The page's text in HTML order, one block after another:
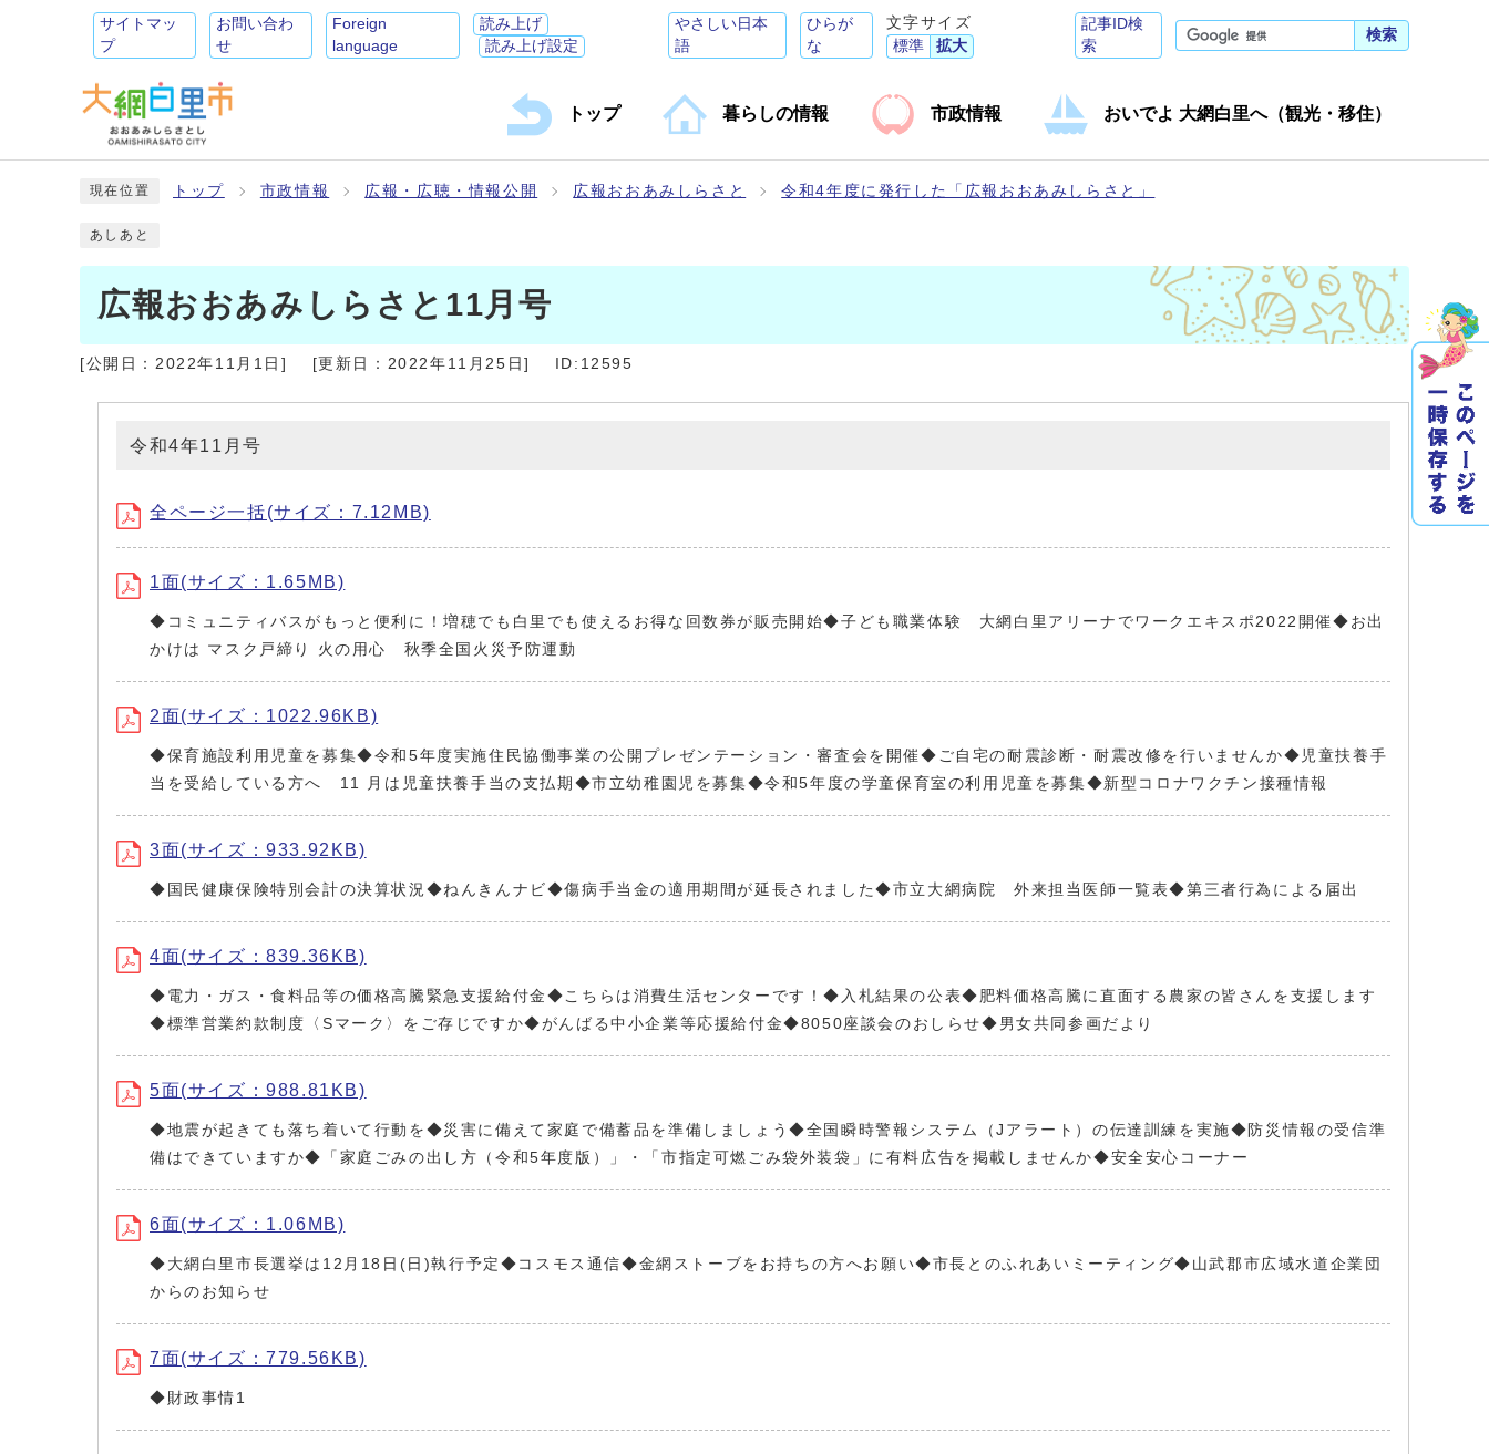
サイトマッ
プ
お問い合わ
せ
Foreign
language
読み上げ
読み上げ設定
やさしい日本
語
ひらが
な
文字サイズ
標準
拡大
記事ID検
索
検索
トップ 暮らしの情報 市政情報 おいでよ 大網白里へ（観光・移住）
現在位置 トップ 市政情報 広報・広聴・情報公開 広報おおあみしらさと 令和4年度に発行した「広報おおあみしらさと」
あしあと
広報おおあみしらさと11月号
[公開日： 2022年11月1日 ] [更新日： 2022年11月25日] ID:12595
令和4年11月号
全ページ一括(サイズ：7.12MB)
1面(サイズ：1.65MB)
◆コミュニティバスがもっと便利に！増穂でも白里でも使えるお得な回数券が販売開始◆子ども職業体験 大網白里アリーナでワークエキスポ2022開催◆お出
かけは マスク戸締り 火の用心 秋季全国火災予防運動
2面(サイズ：1022.96KB)
◆保育施設利用児童を募集◆令和5年度実施住民協働事業の公開プレゼンテーション・審査会を開催◆ご自宅の耐震診断・耐震改修を行いませんか◆児童扶養手
当を受給している方へ 11 月は児童扶養手当の支払期◆市立幼稚園児を募集◆令和5年度の学童保育室の利用児童を募集◆新型コロナワクチン接種情報
3面(サイズ：933.92KB)
◆国民健康保険特別会計の決算状況◆ねんきんナビ◆傷病手当金の適用期間が延長されました◆市立大網病院 外来担当医師一覧表◆第三者行為による届出
4面(サイズ：839.36KB)
◆電力・ガス・食料品等の価格高騰緊急支援給付金◆こちらは消費生活センターです！◆入札結果の公表◆肥料価格高騰に直面する農家の皆さんを支援します
◆標準営業約款制度〈Sマーク〉をご存じですか◆がんばる中小企業等応援給付金◆8050座談会のおしらせ◆男女共同参画だより
5面(サイズ：988.81KB)
◆地震が起きても落ち着いて行動を◆災害に備えて家庭で備蓄品を準備しましょう◆全国瞬時警報システム（Jアラート）の伝達訓練を実施◆防災情報の受信準
備はできていますか◆「家庭ごみの出し方（令和5年度版）」・「市指定可燃ごみ袋外装袋」に有料広告を掲載しませんか◆安全安心コーナー
6面(サイズ：1.06MB)
◆大網白里市長選挙は12月18日(日)執行予定◆コスモス通信◆金網ストーブをお持ちの方へお願い◆市長とのふれあいミーティング◆山武郡市広域水道企業団
からのお知らせ
7面(サイズ：779.56KB)
◆財政事情1